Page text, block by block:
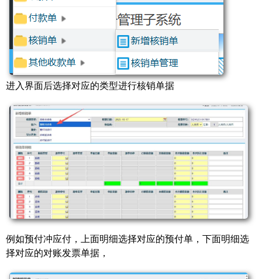
进入界面后选择对应的类型进行核销单据
例如预付冲应付，上面明细选择对应的预付单，下面明细选
择对应的对账发票单据，